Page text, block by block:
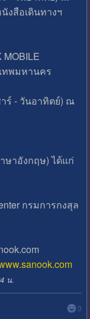
งสือเดินทางฯ
ทพมหานคร
าร์ - วันอาทิตย์) ณ
ษาอังกฤษ) ได้แก่
กรมการกงสุล
น.
0